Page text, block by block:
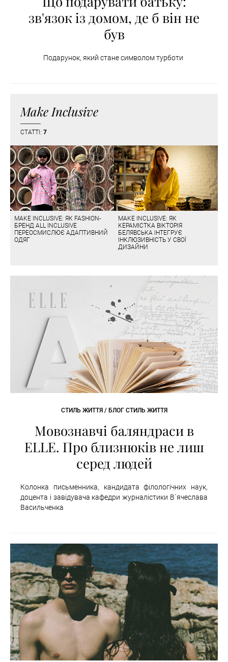
зв'язок із домом, де б він не
був
Подарунок, який стане символом турботи
Make Inclusive
СТАТТІ: 7
MAKE INCLUSIVE: ЯК FASHION-
БРЕНД ALL INCLUSIVE
ПЕРЕОСМИСЛЮЄ АДАПТИВНИЙ
ОДЯГ
MAKE INCLUSIVE: ЯК
КЕРАМІСТКА ВІКТОРІЯ
БЕЛЯВСЬКА ІНТЕГРУЄ
ІНКЛЮЗИВНІСТЬ У СВОЇ
ДИЗАЙНИ
СТИЛЬ ЖИТТЯ / БЛОГ СТИЛЬ ЖИТТЯ
Мовознавчі баляндраси в
ELLE. Про близнюків не лиш
серед людей
Колонка письменника, кандидата філологічних наук,
доцента і завідувача кафедри журналістики В`ячеслава
Васильченка